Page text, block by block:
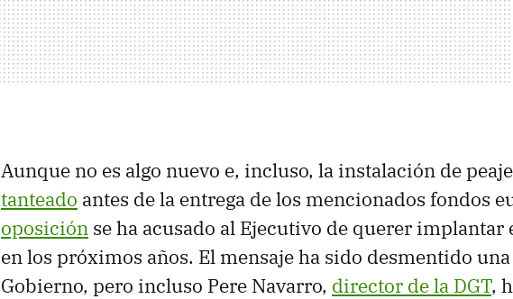
Aunque no es algo nuevo e, incluso, la instalación de
tanteado antes de la entrega de los mencionados fondos
oposición se ha acusado al Ejecutivo de querer implantar
en los próximos años. El mensaje ha sido desmentido
Gobierno, pero incluso Pere Navarro, director de la DGT,